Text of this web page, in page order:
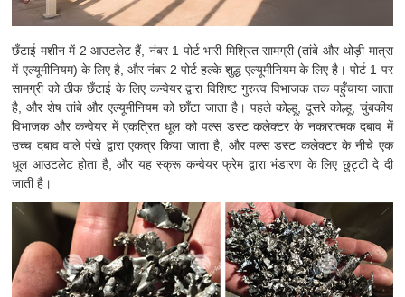
छँटाई मशीन में 2 आउटलेट हैं, नंबर 1 पोर्ट भारी मिश्रित सामग्री (तांबे और थोड़ी मात्रा
में एल्यूमीनियम) के लिए है, और नंबर 2 पोर्ट हल्के शुद्ध एल्यूमीनियम के लिए है। पोर्ट 1 पर
सामग्री को ठीक छँटाई के लिए कन्वेयर द्वारा विशिष्ट गुरुत्व विभाजक तक पहुँचाया जाता
है, और शेष तांबे और एल्यूमीनियम को छाँटा जाता है। पहले कोल्हू, दूसरे कोल्हू, चुंबकीय
विभाजक और कन्वेयर में एकत्रित धूल को पल्स डस्ट कलेक्टर के नकारात्मक दबाव में
उच्च दबाव वाले पंखे द्वारा एकत्र किया जाता है, और पल्स डस्ट कलेक्टर के नीचे एक
धूल आउटलेट होता है, और यह स्क्रू कन्वेयर फ्रेम द्वारा भंडारण के लिए छुट्टी दे दी
जाती है।